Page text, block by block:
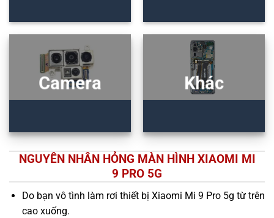
Camera Khác
NGUYÊN NHÂN HỎNG MÀN HÌNH XIAOMI MI
9 PRO 5G
Do bạn vô tình làm rơi thiết bị Xiaomi Mi 9 Pro 5g từ trên
cao xuống.